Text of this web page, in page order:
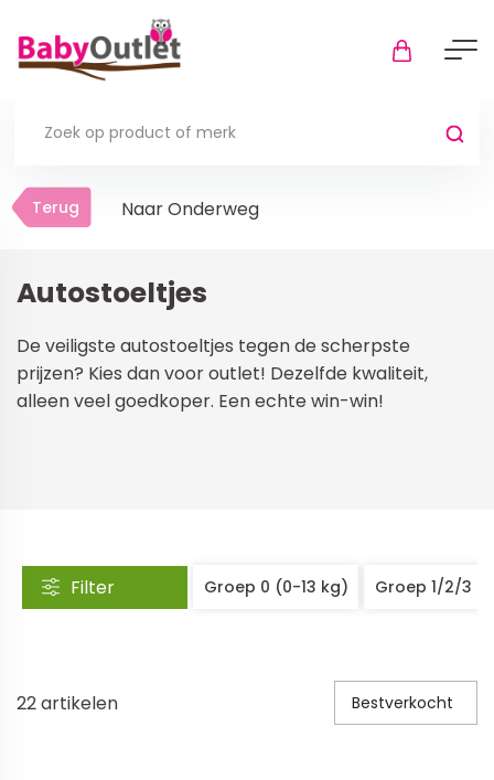
Terug
Boxkleden
Boxmatrassen en hoeslakens
Veiligheid in huis
Veiligheid buiten de deur
Kinderstoelen
Terug Naar Onderweg
Autostoeltjes
De veiligste autostoeltjes tegen de scherpste
prijzen? Kies dan voor outlet! Dezelfde kwaliteit,
alleen veel goedkoper. Een echte win-win!
Filter Groep 0 (0-13 kg) Groep 1/2/3
22artikelen Bestverkocht